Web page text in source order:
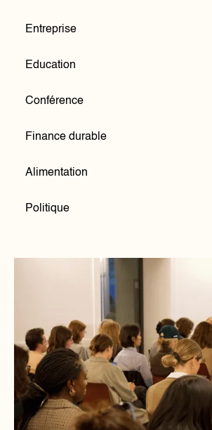
Entreprise
Education
Conférence
Finance durable
Alimentation
Politique